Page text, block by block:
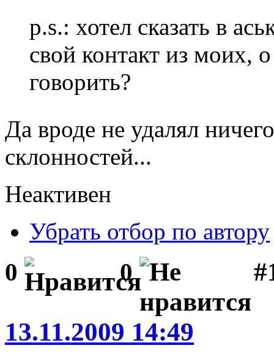
p.s.: хотел сказать в
свой контакт из моих,
говорить?
Да вроде не удалял
склонностей...
Неактивен
Убрать отбор по автору
0 0
13.11.2009 14:49